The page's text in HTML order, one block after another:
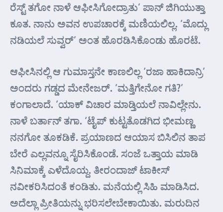
ರೆಸ್ಟ್ ತಗೋ ನಾಳೆ ಆಫೀಸಿಗೋದ್ರಾತು’ ಪಾನ್ ಜಿಗಿಯುತ್ತಾ
ಕೂತ. ನಾನು ಅವನ ಉಪಚಾರಕ್ಕೆ ಮಣಿಯಲಿಲ್ಲ. ‘ಮೊದ್ಲು
ನಡಿಯಲೆ ಸುವ್ವರ್’ ಅಂತ ಹೊರಡಿಸಿಕೊಂಡು ಹೊರಟೆ.
ಆಫೀಸಿನಲ್ಲಿ ಆ ಗುಮಾಸ್ತನೇ ಕಾಣಲಿಲ್ಲ ‘ರಜಾ ಹಾಕಿದಾನ್ರಿ’
ಅಂದರು ಗಡ್ಡದ ಮೇನೇಜರ್. ‘ಮತ್ತಿಗೇನೋ ಗತಿ?’
ಕಂಗಾಲಾದೆ. ‘ಯಾಕ್ ವಿಚಾರ ಮಾಡ್ತಿಯಲೆ ನಾವಿಲ್ಲೇನು.
ನಾಳೆ ಬರ್ತಾನ್ ತಗಾ. ‘ಟೈಪ್ ಕುಟ್ಟತೊಡಗಿದ ಭೀಮಣ್ಣ
ನನಗೋ ತೂಕಡಿಕೆ. ಪ್ರಯಾಣದ ಆಯಾಸ ಬಿಸಿಲಿನ ತಾಪ
ಬೇರೆ ಎಲ್ಲವನ್ನೂ ಸೈರಿಸಿಕೊಂಡೆ. ಸಂಜೆ ಒತ್ತಾಯ ಮಾಡಿ
ಸಿನಿಮಾಕ್ಕೆ ಎಳೆದೊಯ್ದ. ತೀರಂದಾಜ್ ಟಾಕೀಸ್
ನವೀಕರಿಸಿದಂತೆ ಕಂಡಿತು. ಮನೆಯಲ್ಲಿ ಸಿಹಿ ಮಾಡಿಸಿದ.
ಅದೆಲ್ಲಾ ಪ್ರೀತಿಯನ್ನು ಭರಿಸಲೇಬೇಕಾಯಿತು. ಮರುದಿನ